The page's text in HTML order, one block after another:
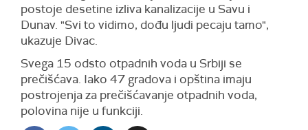
postoje desetine izliva kanalizacije u Savu i
Dunav. "Svi to vidimo, dođu ljudi pecaju tamo",
ukazuje Divac.
Svega 15 odsto otpadnih voda u Srbiji se
prečišćava. Iako 47 gradova i opština imaju
postrojenja za prečišćavanje otpadnih voda,
polovina nije u funkciji.